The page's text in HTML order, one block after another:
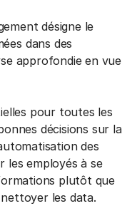
désigne le
dans des
approfondie en vue
pour toutes les
décisions sur la
des
les employés à se
plutôt que
les data.